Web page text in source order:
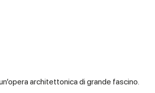
architettonica di grande fascino.